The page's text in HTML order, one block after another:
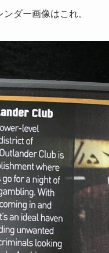
ダー画像はこれ。